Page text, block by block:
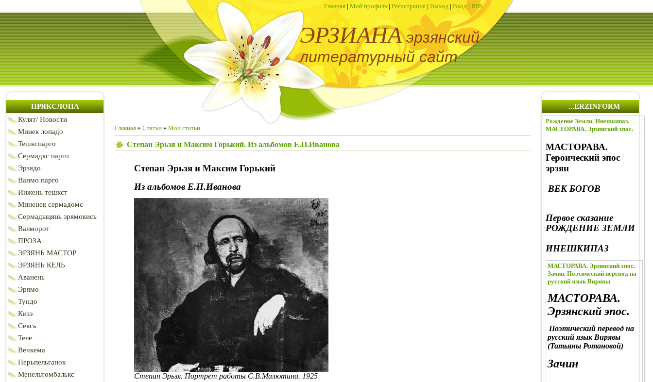
Главная | Мой профиль | Регистрация | Выход | Вход | RSS
ЭРЗИАНА эрзянский
литературный сайт
ПРЯКСЛОПА
Кулят/ Новости
Минек лопадо
Тешкспарго
Сермадкс парго
Эрзядо
Ванмо парго
Инжень тешкст
Миненек сермадомс
Сермадыцянь эрямокись
Валморот
ПРОЗА
ЭРЗЯНЬ МАСТОР
ЭРЗЯНЬ КЕЛЬ
Аванень
Эрямо
Тундо
Кизэ
Сёксь
Теле
Вечкема
Перьпельганок
Менельтомбалькс
Главная » Статьи » Мои статьи
Степан Эрьзя и Максим Горький. Из альбомов Е.П.Иванова
Степан Эрьзяи Максим Горький
Из альбомов Е.П.Иванова
Степан Эрьзя. Портрет работы С.В.Малютина. 1925
...ERZINFORM
Рождение Земли. Инешкипаз.
МАСТОРАВА. Эрзянский эпос.
МАСТОРАВА.
Героический эпос
эрзян
ВЕК БОГОВ
Первое сказание
РОЖДЕНИЕ ЗЕМЛИ
ИНЕШКИПАЗ
МАСТОРАВА. Эрзянский эпос.
Зачин. Поэтический перевод на
русский язык Вирявы
МАСТОРАВА.
Эрзянский эпос.
Поэтический перевод на
русский язык Вирявы
(Татьяны Ротановой)
Зачин